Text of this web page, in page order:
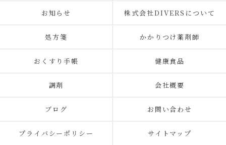
お知らせ 株式会社DIVERSについて
処方箋 かかりつけ薬剤師
おくすり手帳 健康食品
調剤 会社概要
ブログ お問い合わせ
プライバシーポリシー サイトマップ